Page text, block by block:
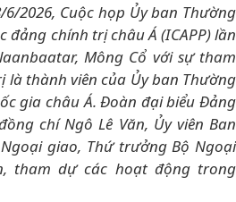
6/2026, Cuộc họp Ủy ban Thường
đảng chính trị châu Á (ICAPP) lần
Mông Cổ với sự tham
là thành viên của Ủy ban Thường
gia châu Á. Đoàn đại biểu Đảng
chí Ngô Lê Văn, Ủy viên Ban
giao, Thứ trưởng Bộ Ngoại
tham dự các hoạt động trong